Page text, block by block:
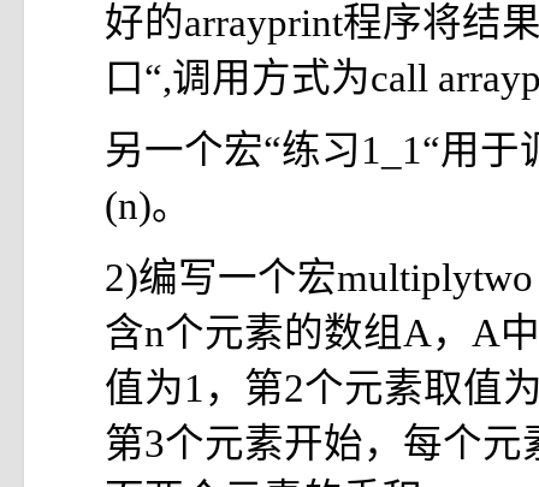
好的arrayprint程序将结
口“,调用方式为call
另一个宏“练习1_1“用于
(n)。
2)编写一个宏
含n个元素的数组A，A
值为1，第2个元素取值
第3个元素开始，每个元